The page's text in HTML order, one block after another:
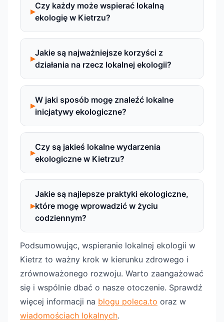
Czy każdy może wspierać lokalną
ekologię w Kietrzu?
Jakie są najważniejsze korzyści z
działania na rzecz lokalnej ekologii?
W jaki sposób mogę znaleźć lokalne
inicjatywy ekologiczne?
Czy są jakieś lokalne wydarzenia
ekologiczne w Kietrzu?
Jakie są najlepsze praktyki ekologiczne,
które mogę wprowadzić w życiu
codziennym?
Podsumowując, wspieranie lokalnej ekologii w
Kietrz to ważny krok w kierunku zdrowego i
zrównoważonego rozwoju. Warto zaangażować
się i wspólnie dbać o nasze otoczenie. Sprawdź
więcej informacji na blogu poleca.to oraz w
wiadomościach lokalnych.